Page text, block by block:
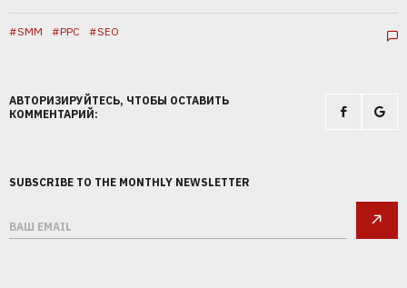
1 2
#SMM #PPC #SEO
АВТОРИЗИРУЙТЕСЬ, ЧТОБЫ ОСТАВИТЬ
КОММЕНТАРИЙ:
SUBSCRIBE TO THE MONTHLY NEWSLETTER